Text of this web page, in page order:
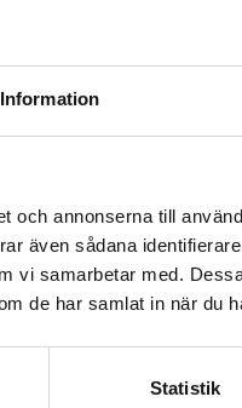
Information
och annonserna till
även sådana
vi samarbetar med.
de har samlat in när du
Statistik